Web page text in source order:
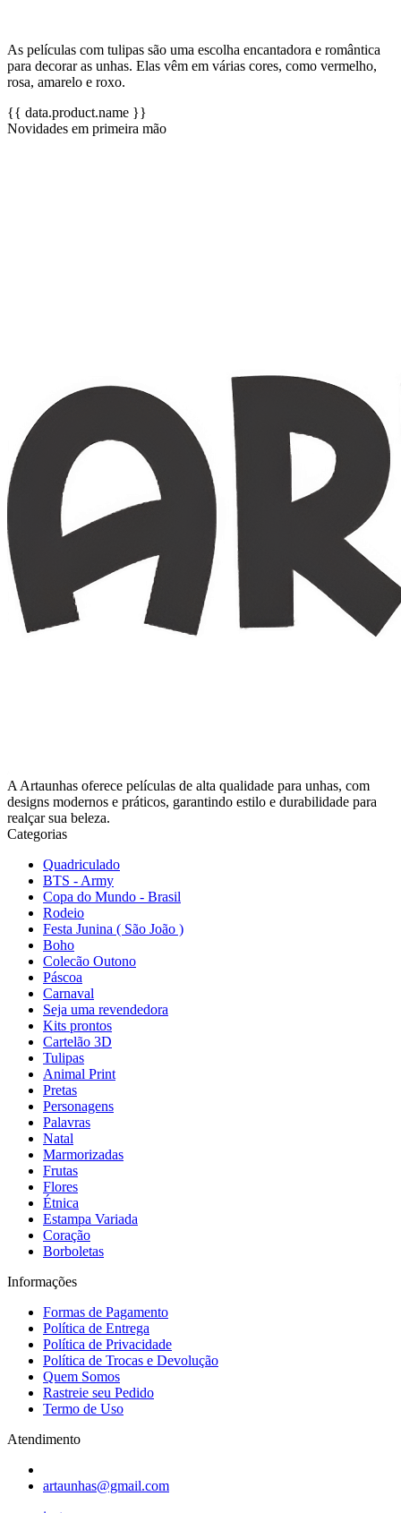
As películas com tulipas são uma escolha encantadora e romântica
para decorar as unhas. Elas vêm em várias cores, como vermelho,
rosa, amarelo e roxo.
{{ data.product.name }}
Novidades em primeira mão
A Artaunhas oferece películas de alta qualidade para unhas, com
designs modernos e práticos, garantindo estilo e durabilidade para
realçar sua beleza.
Categorias
Quadriculado
BTS - Army
Copa do Mundo - Brasil
Rodeio
Festa Junina ( São João )
Boho
Colecão Outono
Páscoa
Carnaval
Seja uma revendedora
Kits prontos
Cartelão 3D
Tulipas
Animal Print
Pretas
Personagens
Palavras
Natal
Marmorizadas
Frutas
Flores
Étnica
Estampa Variada
Coração
Borboletas
Informações
Formas de Pagamento
Política de Entrega
Política de Privacidade
Política de Trocas e Devolução
Quem Somos
Rastreie seu Pedido
Termo de Uso
Atendimento
artaunhas@gmail.com